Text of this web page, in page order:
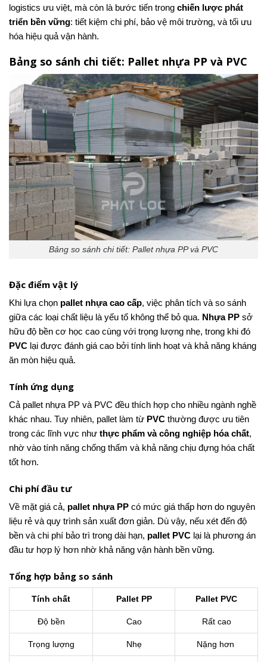
logistics ưu việt, mà còn là bước tiến trong chiến lược phát
triển bền vững: tiết kiệm chi phí, bảo vệ môi trường, và tối ưu
hóa hiệu quả vận hành.
Bảng so sánh chi tiết: Pallet nhựa PP và PVC
Bảng so sánh chi tiết: Pallet nhựa PP và PVC
Đặc điểm vật lý
Khi lựa chọn pallet nhựa cao cấp, việc phân tích và so sánh
giữa các loại chất liệu là yếu tố không thể bỏ qua. Nhựa PP sở
hữu độ bền cơ học cao cùng với trọng lượng nhẹ, trong khi đó
PVC lại được đánh giá cao bởi tính linh hoạt và khả năng kháng
ăn mòn hiệu quả.
Tính ứng dụng
Cả pallet nhựa PP và PVC đều thích hợp cho nhiều ngành nghề
khác nhau. Tuy nhiên, pallet làm từ PVC thường được ưu tiên
trong các lĩnh vực như thực phẩm và công nghiệp hóa chất,
nhờ vào tính năng chống thấm và khả năng chịu đựng hóa chất
tốt hơn.
Chi phí đầu tư
Về mặt giá cả, pallet nhựa PP có mức giá thấp hơn do nguyên
liệu rẻ và quy trình sản xuất đơn giản. Dù vậy, nếu xét đến độ
bền và chi phí bảo trì trong dài hạn, pallet PVC lại là phương án
đầu tư hợp lý hơn nhờ khả năng vận hành bền vững.
Tổng hợp bảng so sánh
Tính chất Pallet PP Pallet PVC
Độ bền Cao Rất cao
Trọng lượng Nhẹ Nặng hơn